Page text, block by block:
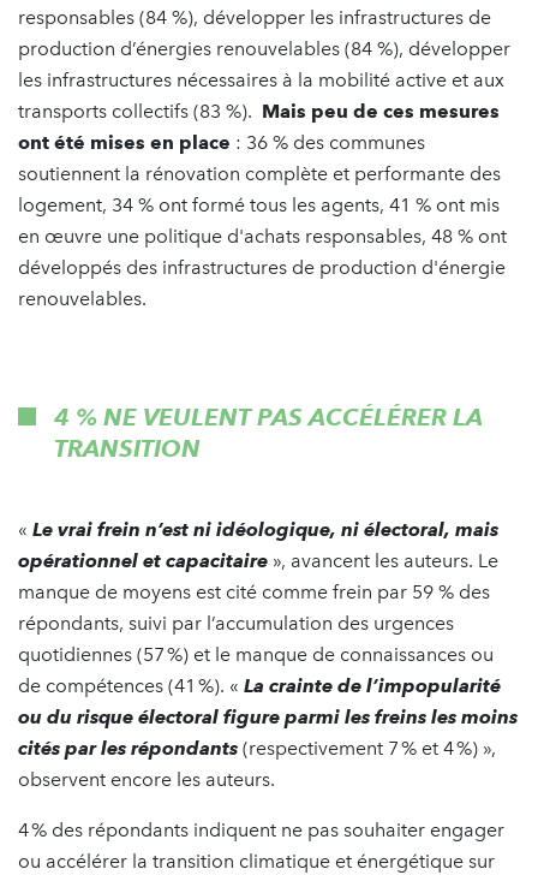
responsables (84 %), développer les infrastructures de
production d’énergies renouvelables (84 %), développer
les infrastructures nécessaires à la mobilité active et aux
transports collectifs (83 %). Mais peu de ces mesures
ont été mises en place : 36 % des communes
soutiennent la rénovation complète et performante des
logement, 34 % ont formé tous les agents, 41 % ont mis
en œuvre une politique d'achats responsables, 48 % ont
développés des infrastructures de production d'énergie
renouvelables.
4 % NE VEULENT PAS ACCÉLÉRER LA
TRANSITION
« Le vrai frein n’est ni idéologique, ni électoral, mais
opérationnel et capacitaire », avancent les auteurs. Le
manque de moyens est cité comme frein par 59 % des
répondants, suivi par l’accumulation des urgences
quotidiennes (57 %) et le manque de connaissances ou
de compétences (41 %). « La crainte de l’impopularité
ou du risque électoral figure parmi les freins les moins
cités par les répondants (respectivement 7 % et 4 %) »,
observent encore les auteurs.
4 % des répondants indiquent ne pas souhaiter engager
ou accélérer la transition climatique et énergétique sur